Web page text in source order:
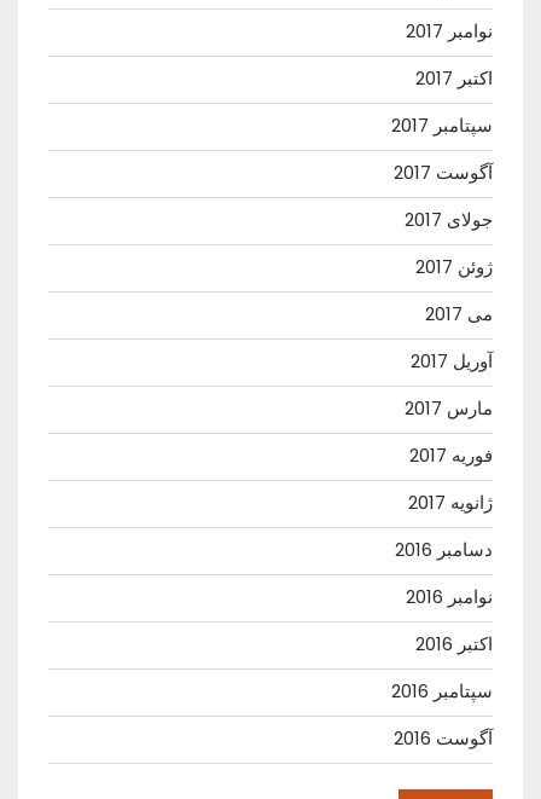
نوامبر 2017
اکتبر 2017
سپتامبر 2017
آگوست 2017
جولای 2017
ژوئن 2017
می 2017
آوریل 2017
مارس 2017
فوریه 2017
ژانویه 2017
دسامبر 2016
نوامبر 2016
اکتبر 2016
سپتامبر 2016
آگوست 2016